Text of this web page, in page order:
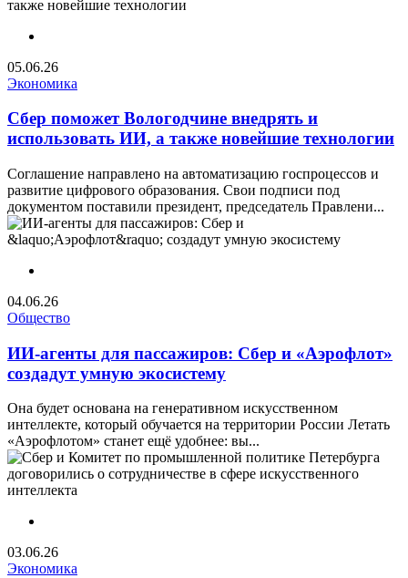
05.06.26
Экономика
Сбер поможет Вологодчине внедрять и
использовать ИИ, а также новейшие технологии
Соглашение направлено на автоматизацию госпроцессов и
развитие цифрового образования. Свои подписи под
документом поставили президент, председатель Правлени...
04.06.26
Общество
ИИ-агенты для пассажиров: Сбер и «Аэрофлот»
создадут умную экосистему
Она будет основана на генеративном искусственном
интеллекте, который обучается на территории России Летать
«Аэрофлотом» станет ещё удобнее: вы...
03.06.26
Экономика